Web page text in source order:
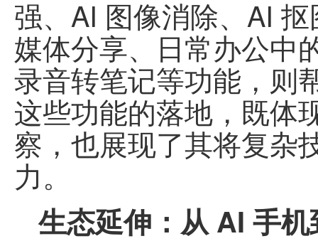
强、AI 图像消除、AI
媒体分享、日常办公中
录音转笔记等功能，则
这些功能的落地，既体
察，也展现了其将复杂
力。
生态延伸：从 AI 手